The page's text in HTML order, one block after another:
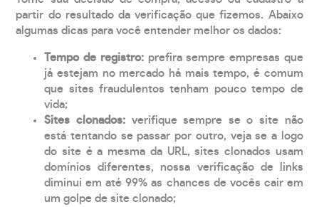
partir do resultado da verificação que fizemos. Abaixo
algumas dicas para você entender melhor os dados:
Tempo de registro: prefira sempre empresas que
já estejam no mercado há mais tempo, é comum
que sites fraudulentos tenham pouco tempo de
vida;
Sites clonados: verifique sempre se o site não
está tentando se passar por outro, veja se a logo
do site é a mesma da URL, sites clonados usam
domínios diferentes, nossa verificação de links
diminui em até 99% as chances de vocês cair em
um golpe de site clonado;